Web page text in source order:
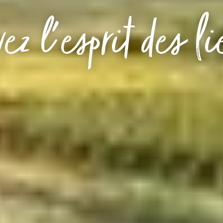
l'esprit des